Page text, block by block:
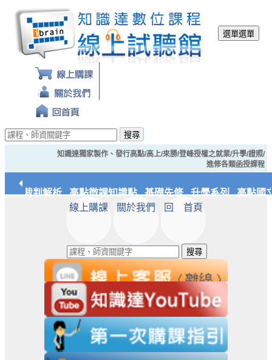
選單選單
搜尋
知識達獨家製作、發行高點/高上/來勝/登峰授權之就業/升學/證照/
進修各類函授課程
典裁判解析 高點微課知識點 基礎先修 升學系列 高點國
知識達文化
線上購課 關於我們 回 首頁
搜尋